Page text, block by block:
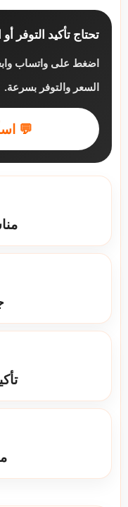
تحتاج تأكيد التوفر
اضغط على واتساب
السعر والتوفر بسرعة.
💬